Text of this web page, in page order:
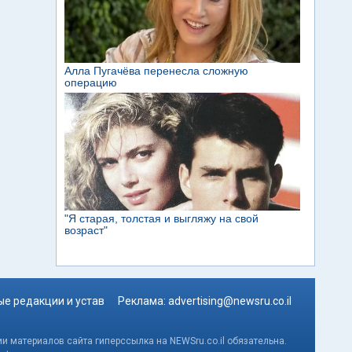
редакции и устав Реклама: advertising@newsru.co.il
сайта гиперссылка на NEWSru.co.il обязательна.